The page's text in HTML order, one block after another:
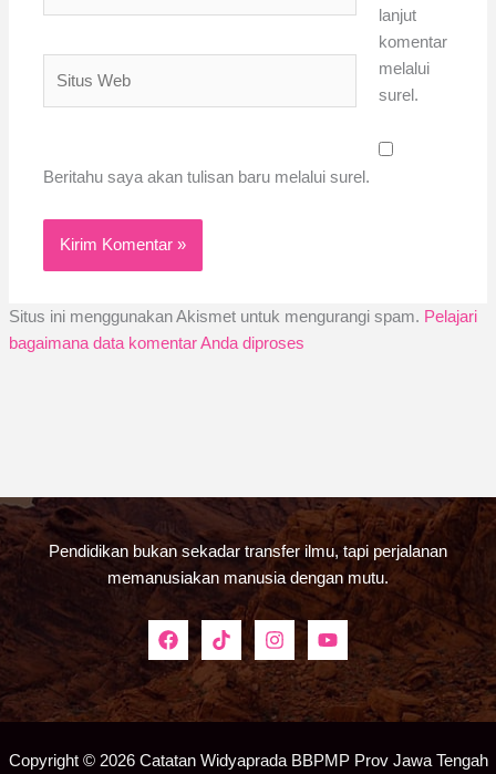
lanjut
komentar
melalui
surel.
Beritahu saya akan tulisan baru melalui surel.
Situs ini menggunakan Akismet untuk mengurangi spam. Pelajari
bagaimana data komentar Anda diproses
Pendidikan bukan sekadar transfer ilmu, tapi perjalanan
memanusiakan manusia dengan mutu.
Copyright © 2026 Catatan Widyaprada BBPMP Prov Jawa Tengah